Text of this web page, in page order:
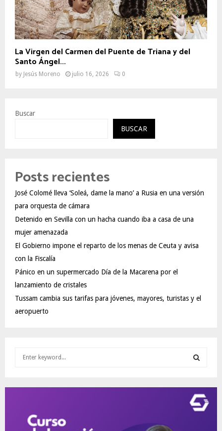
La Virgen del Carmen del Puente de Triana y del
Santo Ángel...
by Jesús Moreno julio 16, 2026 0
Buscar
BUSCAR
Posts recientes
José Colomé lleva ‘Soleá, dame la mano’ a Rusia en una versión
para orquesta de cámara
Detenido en Sevilla con un hacha cuando iba a casa de una
mujer amenazada
El Gobierno impone el reparto de los menas de Ceuta y avisa
con la Fiscalía
Pánico en un supermercado Día de la Macarena por el
lanzamiento de cristales
Tussam cambia sus tarifas para jóvenes, mayores, turistas y el
aeropuerto
E